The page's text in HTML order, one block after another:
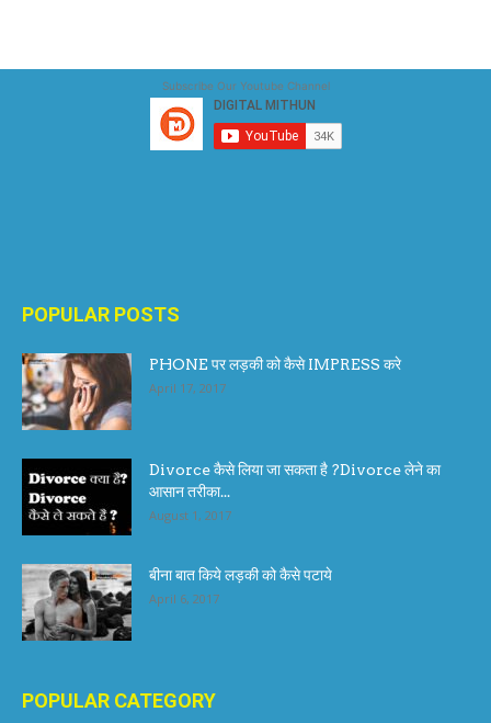
Subscribe Our Youtube Channel
POPULAR POSTS
PHONE पर लड़की को कैसे IMPRESS करे
April 17, 2017
Divorce कैसे लिया जा सकता है ?Divorce लेने का
आसान तरीका...
August 1, 2017
बीना बात किये लड़की को कैसे पटाये
April 6, 2017
POPULAR CATEGORY